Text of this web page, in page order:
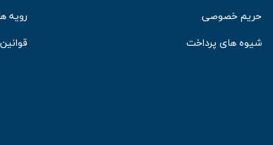
حریم خصوصی
شیوه های پرداخت
رویه